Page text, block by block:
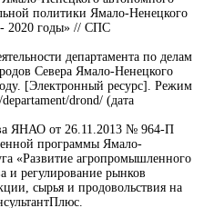
политики Ямало-Ненецкого
- 2020 годы» // СПС
департамента по делам
Севера Ямало-Ненецкого
[Электронный ресурс]. Режим
drond/ (дата
ЯНАО от 26.11.2013 № 964-П
программы Ямало-
«Развитие агропромышленного
и регулирование рынков
сырья и продовольствия на